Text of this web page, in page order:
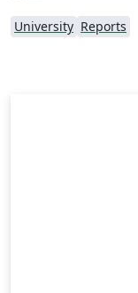
University Reports